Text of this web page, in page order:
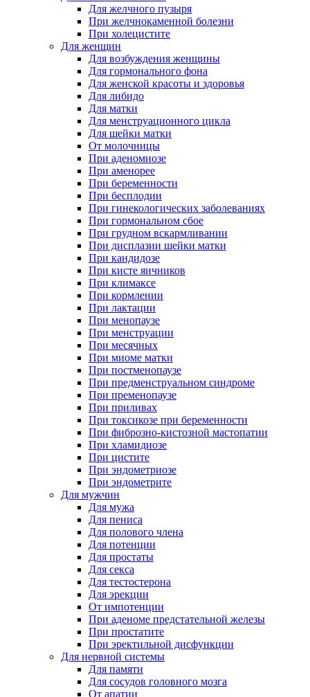
Для желчного пузыря
При желчнокаменной болезни
При холецистите
Для женщин
Для возбуждения женщины
Для гормонального фона
Для женской красоты и здоровья
Для либидо
Для матки
Для менструационного цикла
Для шейки матки
От молочницы
При аденомиозе
При аменорее
При беременности
При бесплодии
При гинекологических заболеваниях
При гормональном сбое
При грудном вскармливании
При дисплазии шейки матки
При кандидозе
При кисте яичников
При климаксе
При кормлении
При лактации
При менопаузе
При менструации
При месячных
При миоме матки
При постменопаузе
При предменструальном синдроме
При пременопаузе
При приливах
При токсикозе при беременности
При фиброзно-кистозной мастопатии
При хламидиозе
При цистите
При эндометриозе
При эндометрите
Для мужчин
Для мужа
Для пениса
Для полового члена
Для потенции
Для простаты
Для секса
Для тестостерона
Для эрекции
От импотенции
При аденоме предстательной железы
При простатите
При эректильной дисфункции
Для нервной системы
Для памяти
Для сосудов головного мозга
От апатии